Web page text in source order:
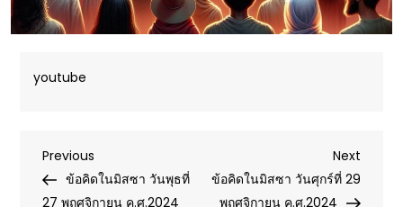
youtube
Post
Previous
Post
Previous
ข้อคิดในมิสซา วันพุธที่
27 พฤศจิกายน ค.ศ.2024
Next
Post
Next
ข้อคิดในมิสซา วันศุกร์ที่ 29
พฤศจิกายน ค.ศ.2024